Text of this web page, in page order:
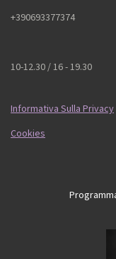
+390693377374
10-12.30 / 16 - 19.30
Informativa Sulla Privacy
Cookies